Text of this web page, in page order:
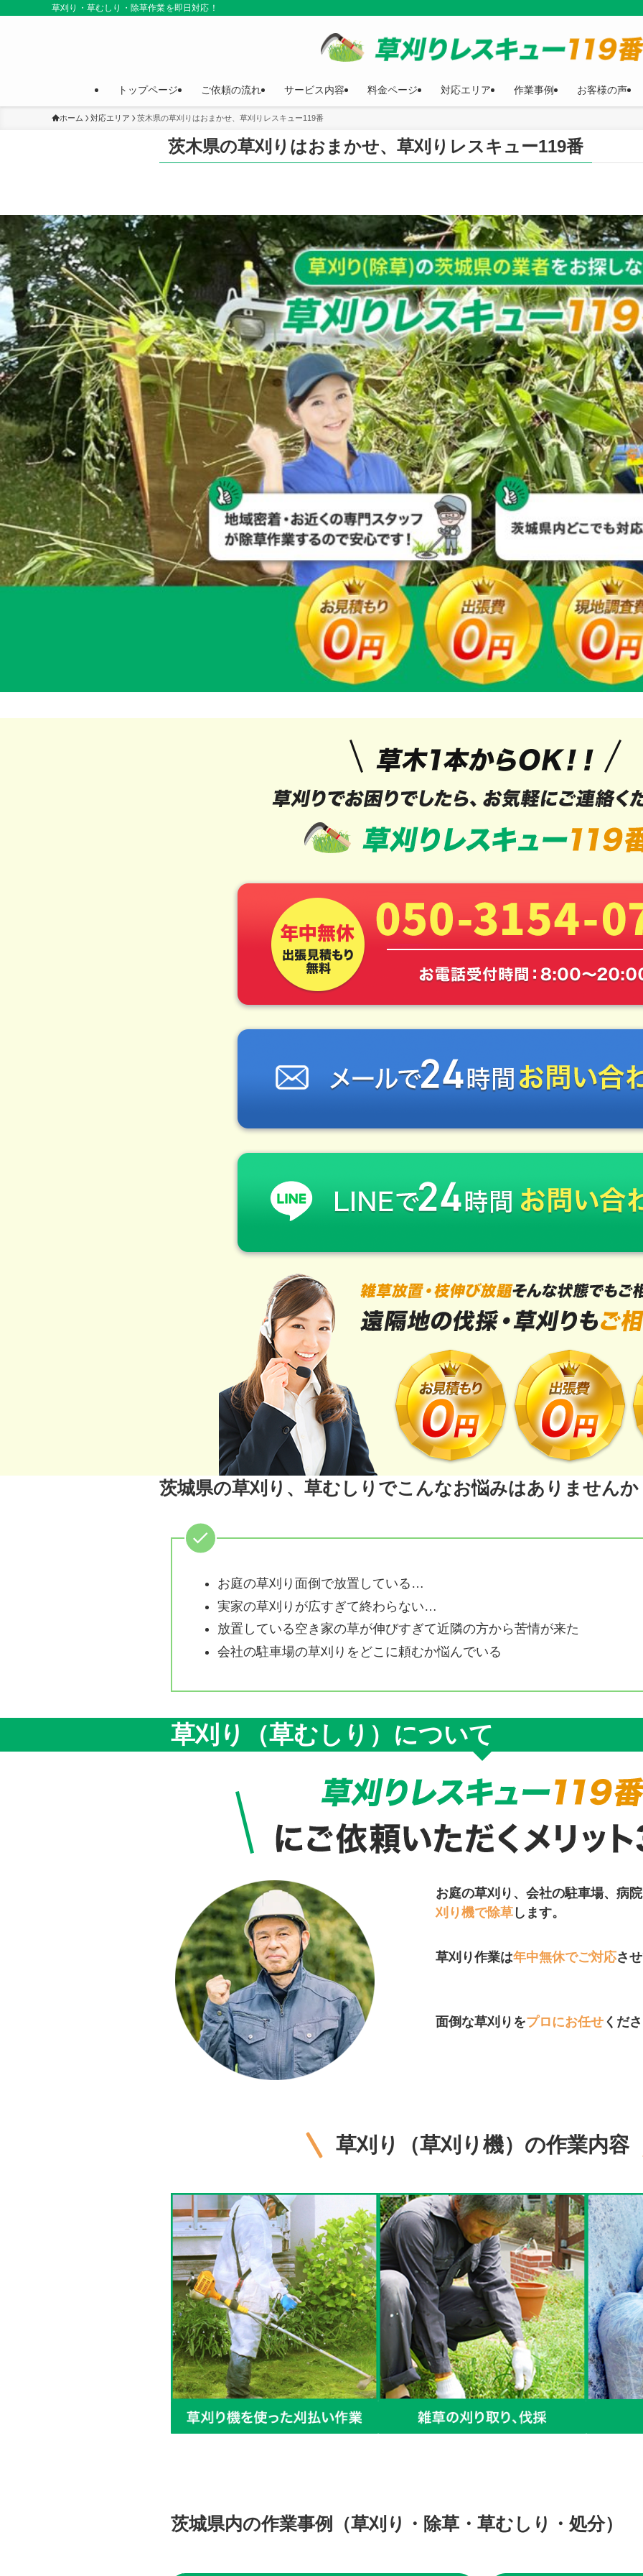
草刈り・草むしり・除草作業を即日対応！
トップページ ご依頼の流れ サービス内容 料金ページ 対応エリア 作業事例 お客様の声
ホーム 対応エリア 茨木県の草刈りはおまかせ、草刈りレスキュー119番
茨木県の草刈りはおまかせ、草刈りレスキュー119番
茨城県の草刈り、草むしりでこんなお悩みはありませんか
お庭の草刈り面倒で放置している…
実家の草刈りが広すぎて終わらない…
放置している空き家の草が伸びすぎて近隣の方から苦情が来た
会社の駐車場の草刈りをどこに頼むか悩んでいる
草刈り（草むしり）について
お庭の草刈り、会社の駐車場、病
刈り機で除草 します。
草刈り作業は年中無休でご対応さ
面倒な草刈りをプロにお任せ くだ
草刈り（草刈り機）の作業内容
茨城県内の作業事例（草刈り・除草・草むしり・処分）